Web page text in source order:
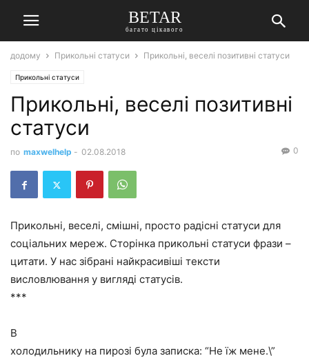
BETAR
багато цікавого
додому Прикольні статуси Прикольні, веселі позитивні статуси
Прикольні статуси
Прикольні, веселі позитивні
статуси
по maxwelhelp - 02.08.2018 0
Прикольні, веселі, смішні, просто радісні статуси для
соціальних мереж. Сторінка прикольні статуси фрази –
цитати. У нас зібрані найкрасивіші тексти
висловлювання у вигляді статусів.
***
В
холодильнику на пирозі була записка: “Не їж мене.\”